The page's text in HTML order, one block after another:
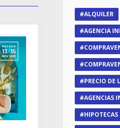
ALQUILER
AGENCIA
PRECIO DE
AGENCIAS
HIPOTECAS